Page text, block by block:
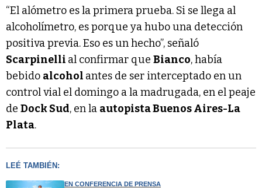
“El alómetro es la primera prueba. Si se llega al
alcoholímetro, es porque ya hubo una detección
positiva previa. Eso es un hecho”, señaló
Scarpinelli al confirmar que Bianco, había
bebido alcohol antes de ser interceptado en un
control vial el domingo a la madrugada, en el peaje
de Dock Sud, en la autopista Buenos Aires-La
Plata.
LEÉ TAMBIÉN:
EN CONFERENCIA DE PRENSA